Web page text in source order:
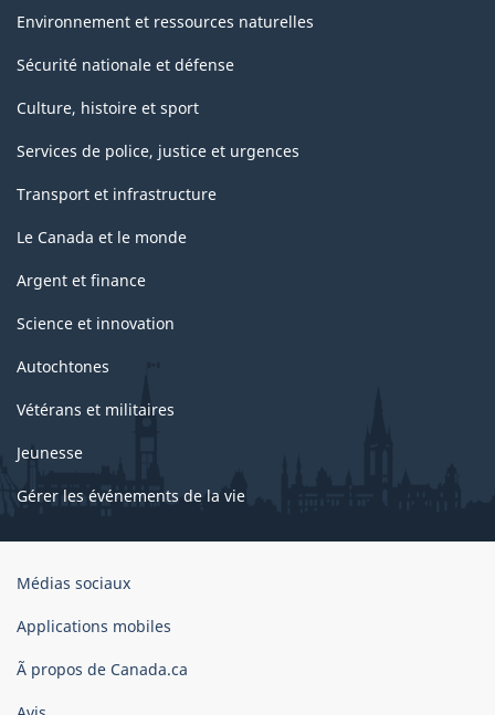
Environnement et ressources naturelles
Sécurité nationale et défense
Culture, histoire et sport
Services de police, justice et urgences
Transport et infrastructure
Le Canada et le monde
Argent et finance
Science et innovation
Autochtones
Vétérans et militaires
Jeunesse
Gérer les événements de la vie
Organisation
gouvernement
Canada
Médias sociaux
Applications mobiles
Ã propos de Canada.ca